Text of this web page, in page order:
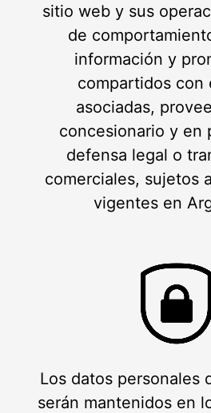
sitio web y sus
de
información y
compartidos con
asociadas,
concesionario y en
defensa legal o
comerciales, sujetos
vigentes en
Los datos personales
serán mantenidos en